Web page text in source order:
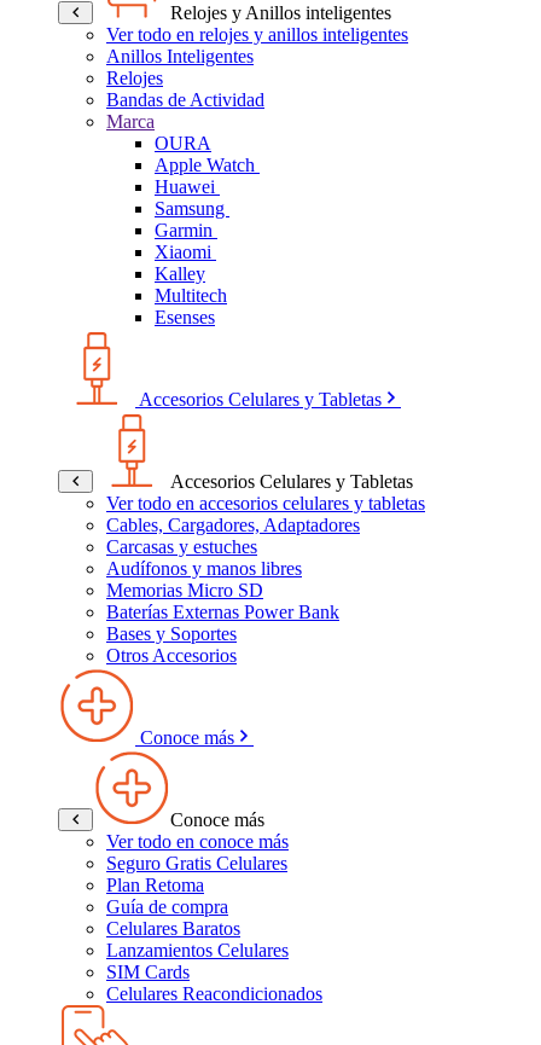
Relojes y Anillos inteligentes
Ver todo en relojes y anillos inteligentes
Anillos Inteligentes
Relojes
Bandas de Actividad
Marca
OURA
Apple Watch
Huawei
Samsung
Garmin
Xiaomi
Kalley
Multitech
Esenses
Accesorios Celulares y Tabletas
Accesorios Celulares y Tabletas
Ver todo en accesorios celulares y tabletas
Cables, Cargadores, Adaptadores
Carcasas y estuches
Audífonos y manos libres
Memorias Micro SD
Baterías Externas Power Bank
Bases y Soportes
Otros Accesorios
Conoce más
Conoce más
Ver todo en conoce más
Seguro Gratis Celulares
Plan Retoma
Guía de compra
Celulares Baratos
Lanzamientos Celulares
SIM Cards
Celulares Reacondicionados